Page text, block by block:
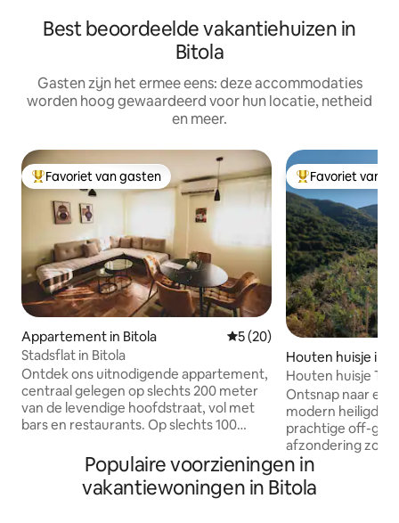
Best beoordeelde vakantiehuizen in
Bitola
Gasten zijn het ermee eens: deze accommodaties
worden hoog gewaardeerd voor hun locatie, netheid
en meer.
Topfavoriet van gasten
Favoriet van gasten
Appartement in Bitola Gemiddelde beoordeling
5 (20)
Stadsflat in Bitola
Ontdek ons uitnodigende appartement,
centraal gelegen op slechts 200 meter
van de levendige hoofdstraat, vol met
bars en restaurants. Op slechts 100
stadspark, is dit het perfecte stedelijke
toevluchtsoord. Deze accommodatie op
de begane grond in een nieuw gebouw
Topfavoriet van
Favoriet van
Houten huisje in
ovo
Houten huisje
Ontsnap naar
modern
prachtige off-grid
afzondering
adembenemend
op de bergen -
liefde en serene
Populaire voorzieningen in
vakantiewoningen in Bitola